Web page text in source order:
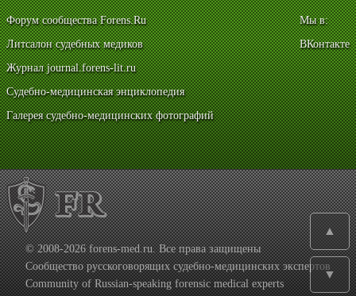
Форум сообщества Forens.Ru
Литсалон судебных медиков
Журнал journal.forens-lit.ru
Судебно-медицинская энциклопедия
Галерея судебно-медицинских фотографий
Мы в:
ВКонтакте
© 2008-2026 forens-med.ru. Все права защищены
Сообщество русскоговорящих судебно-медицинских экспертов
Community of Russian-speaking forensic medical experts
▲
▼